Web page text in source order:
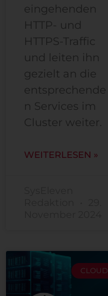
eingehenden
HTTP- und
HTTPS-Traffic
und leiten ihn
gezielt an die
entsprechende
n Services im
Cluster weiter.
WEITERLESEN »
CLOUD